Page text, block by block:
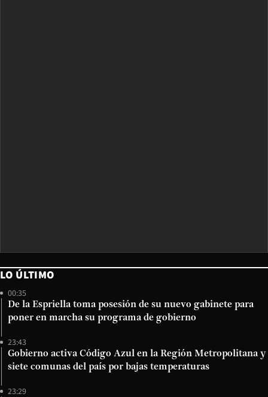
LO ÚLTIMO
00:35
De la Espriella toma posesión de su nuevo gabinete para
poner en marcha su programa de gobierno
23:43
Gobierno activa Código Azul en la Región Metropolitana y
siete comunas del país por bajas temperaturas
23:29